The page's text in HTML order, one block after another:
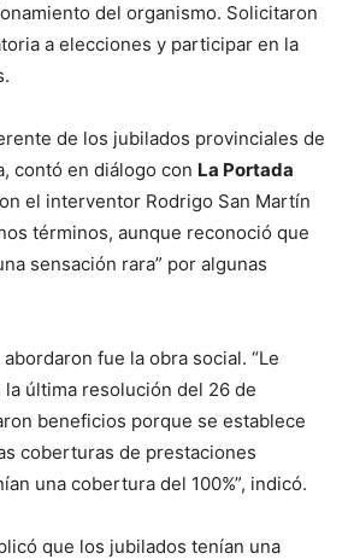
del organismo. Solicitaron
a elecciones y participar en la
de los jubilados provinciales de
contó en diálogo con La Portada
el interventor Rodrigo San Martín
términos, aunque reconoció que
sensación rara” por algunas
fue la obra social. “Le
la última resolución del 26 de
beneficios porque se establece
coberturas de prestaciones
una cobertura del 100%”, indicó.
que los jubilados tenían una